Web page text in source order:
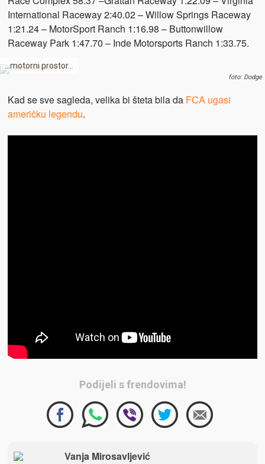
International Raceway 2:40.02 – Willow Springs Raceway
1:21.24 – MotorSport Ranch 1:16.98 – Buttonwillow
Raceway Park 1:47.70 – Inde Motorsports Ranch 1:33.75.
…motorni prostor…
foto: Dodge
Kad se sve sagleda, velika bi šteta bila da FCA ugasi
američku legendu.
Podijeli s frendovima!
Vanja Mirosavljević